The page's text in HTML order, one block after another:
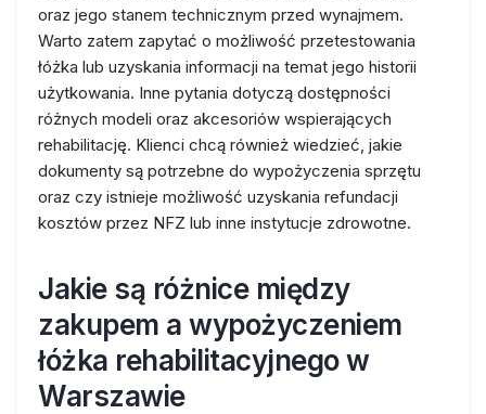
oraz jego stanem technicznym przed wynajmem.
Warto zatem zapytać o możliwość przetestowania
łóżka lub uzyskania informacji na temat jego historii
użytkowania. Inne pytania dotyczą dostępności
różnych modeli oraz akcesoriów wspierających
rehabilitację. Klienci chcą również wiedzieć, jakie
dokumenty są potrzebne do wypożyczenia sprzętu
oraz czy istnieje możliwość uzyskania refundacji
kosztów przez NFZ lub inne instytucje zdrowotne.
Jakie są różnice między
zakupem a wypożyczeniem
łóżka rehabilitacyjnego w
Warszawie